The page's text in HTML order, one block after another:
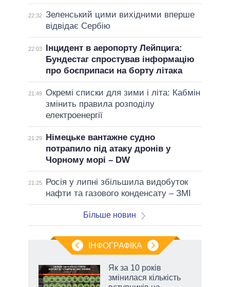
22:32 Зеленський цими вихідними вперше
відвідає Сербію
22:03
Інцидент в аеропорту Лейпцига:
Бундестаг спростував інформацію
про боєприпаси на борту літака
21:49 Окремі списки для зими і літа: Кабмін
змінить правила розподілу
електроенергії
21:29
Німецьке вантажне судно
потрапило під атаку дронів у
Чорному морі – DW
21:25
Росія у липні збільшила видобуток
нафти та газового конденсату – ЗМІ
Більше новин
ІНФОГРАФІКА
Як за 10 років
змінилася кількість